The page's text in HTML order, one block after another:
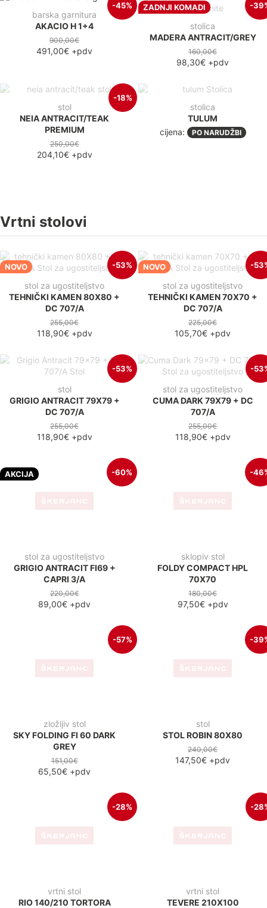
-45%
barska garnitura
AKACIO H 1+4
900,00€
491,00€ +pdv
ZADNJI KOMADI -
stolica
MADERA ANTRACIT/GREY
160,00€
98,30€ +pdv
-18%
stol
NEIA ANTRACIT/TEAK
PREMIUM
250,00€
204,10€+pdv
stolica
TULUM
cijena:
PO NARUDŽBI
Vrtni stolovi
NOVO -53%
stol za ugostiteljstvo
TEHNIČKI KAMEN 80X80 +
DC 707/A
255,00€
118,90€+pdv
NOVO -
stol za ugostiteljstvo
TEHNIČKI KAMEN 70X70 +
DC 707/A
225,00€
105,70€ +pdv
-53%
stol
GRIGIO ANTRACIT 79X79 +
DC 707/A
255,00€
118,90€+pdv
-
stol za ugostiteljstvo
CUMA DARK 79X79 + DC
707/A
255,00€
118,90€+pdv
AKCIJA -60%
stol za ugostiteljstvo
GRIGIO ANTRACIT FI69 +
CAPRI 3/A
220,00€
89,00€ +pdv
-
sklopiv stol
FOLDY COMPACT HPL
70X70
180,00€
97,50€+pdv
-57%
zložljiv stol
SKY FOLDING FI 60 DARK
GREY
151,00€
65,50€ +pdv
-
stol
STOL ROBIN 80X80
240,00€
147,50€ +pdv
-28%
vrtni stol
RIO 140/210 TORTORA
-
vrtni stol
TEVERE 210X100